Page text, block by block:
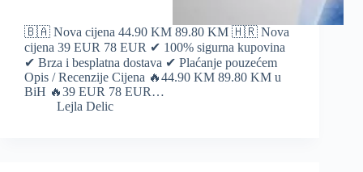
🇧🇦 Nova cijena 44.90 KM 89.80 KM 🇭🇷 Nova
cijena 39 EUR 78 EUR ✔ 100% sigurna kupovina
✔ Brza i besplatna dostava ✔ Plaćanje pouzećem
Opis / Recenzije Cijena 🔥44.90 KM 89.80 KM u
BiH 🔥39 EUR 78 EUR…
Lejla Delic